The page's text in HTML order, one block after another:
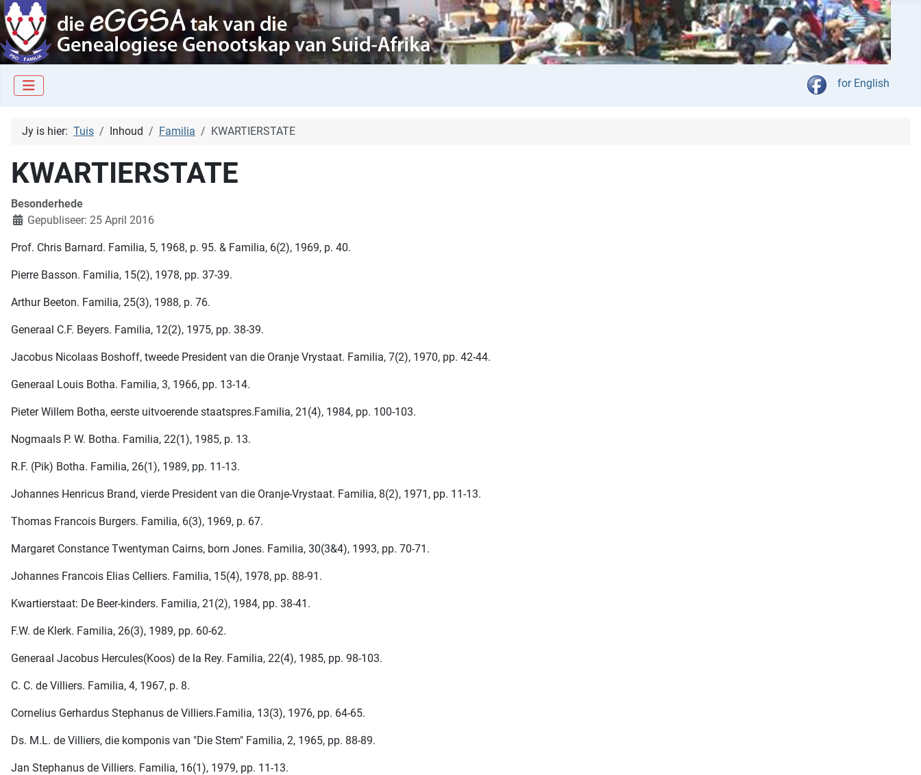
Kies jou taal
for English
Jy is hier: Tuis Inhoud Familia KWARTIERSTATE
KWARTIERSTATE
Besonderhede
Gepubliseer: 25 April 2016
Prof. Chris Barnard. Familia, 5, 1968, p. 95. & Familia, 6(2), 1969, p. 40.
Pierre Basson. Familia, 15(2), 1978, pp. 37-39.
Arthur Beeton. Familia, 25(3), 1988, p. 76.
Generaal C.F. Beyers. Familia, 12(2), 1975, pp. 38-39.
Jacobus Nicolaas Boshoff, tweede President van die Oranje Vrystaat. Familia, 7(2), 1970, pp. 42-44.
Generaal Louis Botha. Familia, 3, 1966, pp. 13-14.
Pieter Willem Botha, eerste uitvoerende staatspres.Familia, 21(4), 1984, pp. 100-103.
Nogmaals P. W. Botha. Familia, 22(1), 1985, p. 13.
R.F. (Pik) Botha. Familia, 26(1), 1989, pp. 11-13.
Johannes Henricus Brand, vierde President van die Oranje-Vrystaat. Familia, 8(2), 1971, pp. 11-13.
Thomas Francois Burgers. Familia, 6(3), 1969, p. 67.
Margaret Constance Twentyman Cairns, born Jones. Familia, 30(3&4), 1993, pp. 70-71.
Johannes Francois Elias Celliers. Familia, 15(4), 1978, pp. 88-91.
Kwartierstaat: De Beer-kinders. Familia, 21(2), 1984, pp. 38-41.
F.W. de Klerk. Familia, 26(3), 1989, pp. 60-62.
Generaal Jacobus Hercules(Koos) de la Rey. Familia, 22(4), 1985, pp. 98-103.
C. C. de Villiers. Familia, 4, 1967, p. 8.
Cornelius Gerhardus Stephanus de Villiers.Familia, 13(3), 1976, pp. 64-65.
Ds. M.L. de Villiers, die komponis van "Die Stem" Familia, 2, 1965, pp. 88-89.
Jan Stephanus de Villiers. Familia, 16(1), 1979, pp. 11-13.